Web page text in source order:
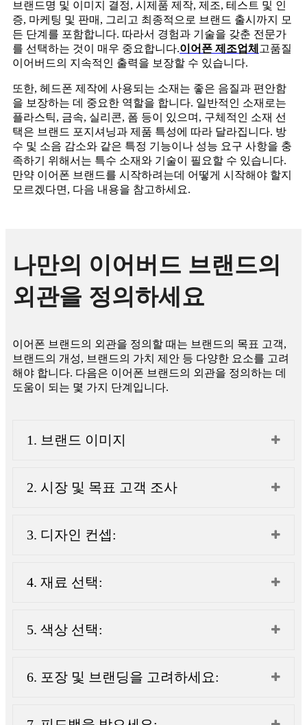
브랜드명 및 이미지 결정, 시제품 제작, 제조, 테스트 및 인
증, 마케팅 및 판매, 그리고 최종적으로 브랜드 출시까지 모
든 단계를 포함합니다. 따라서 경험과 기술을 갖춘 전문가
를 선택하는 것이 매우 중요합니다.이어폰 제조업체 고품질
이어버드의 지속적인 출력을 보장할 수 있습니다.
또한, 헤드폰 제작에 사용되는 소재는 좋은 음질과 편안함
을 보장하는 데 중요한 역할을 합니다. 일반적인 소재로는
플라스틱, 금속, 실리콘, 폼 등이 있으며, 구체적인 소재 선
택은 브랜드 포지셔닝과 제품 특성에 따라 달라집니다. 방
수 및 소음 감소와 같은 특정 기능이나 성능 요구 사항을 충
족하기 위해서는 특수 소재와 기술이 필요할 수 있습니다.
만약 이어폰 브랜드를 시작하려는데 어떻게 시작해야 할지
모르겠다면, 다음 내용을 참고하세요.
나만의 이어버드 브랜드의
외관을 정의하세요
이어폰 브랜드의 외관을 정의할 때는 브랜드의 목표 고객,
브랜드의 개성, 브랜드의 가치 제안 등 다양한 요소를 고려
해야 합니다. 다음은 이어폰 브랜드의 외관을 정의하는 데
도움이 되는 몇 가지 단계입니다.
1. 브랜드 이미지
2. 시장 및 목표 고객 조사
3. 디자인 컨셉:
4. 재료 선택:
5. 색상 선택:
6. 포장 및 브랜딩을 고려하세요: